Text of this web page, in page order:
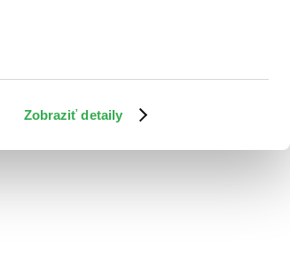
Zobraziť detaily